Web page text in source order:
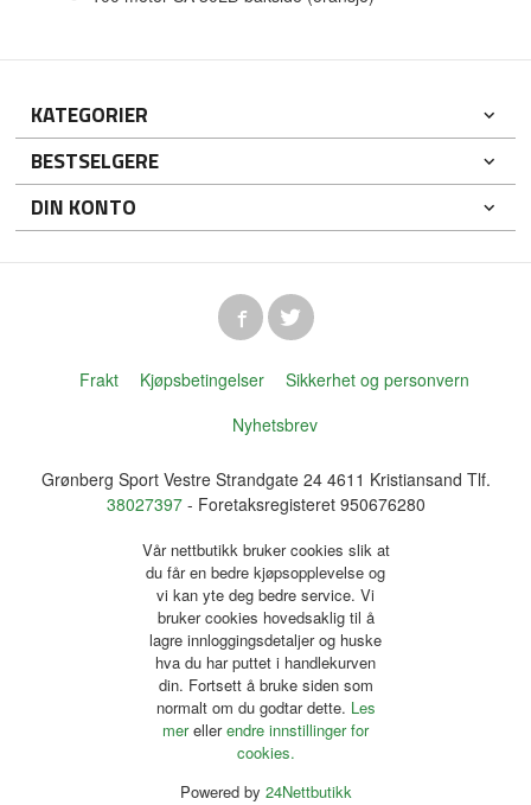
KATEGORIER
BESTSELGERE
DIN KONTO
Frakt Kjøpsbetingelser
Sikkerhet og personvern
Nyhetsbrev
Grønberg Sport Vestre Strandgate 24 4611 Kristiansand Tlf.
38027397- Foretaksregisteret 950676280
Vår nettbutikk bruker cookies slik at
du får en bedre kjøpsopplevelse og
vi kan yte deg bedre service. Vi
bruker cookies hovedsaklig til å
lagre innloggingsdetaljer og huske
hva du har puttet i handlekurven
din. Fortsett å bruke siden som
normalt om du godtar dette. Les
merellerendre innstillinger for
cookies.
Powered by 24Nettbutikk